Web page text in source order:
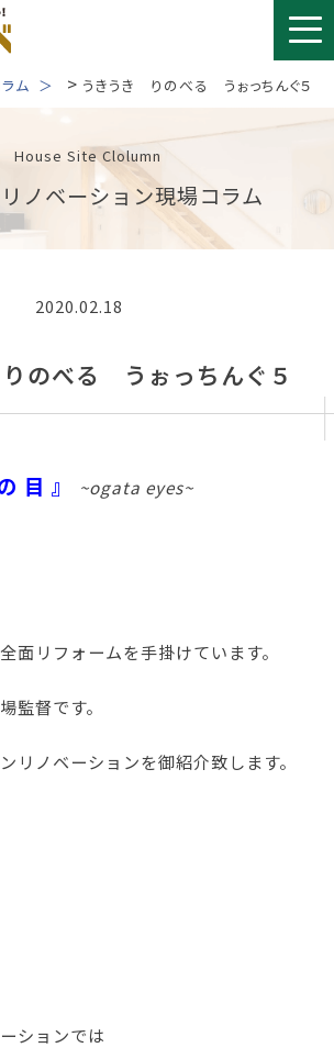
ム > うきうき りのべる うぉっちんぐ５
House Site Clolumn
ノベーション現場コラム
2020.02.18
のべる うぉっちんぐ５
目 』 ~ogata eyes~
面リフォームを手掛けています。
監督です。
リノベーションを御紹介致します。
ションでは